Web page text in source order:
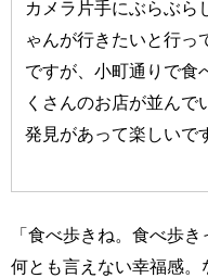
カメラ片手にぶらぶら
ゃんが行きたいと行っ
ですが、小町通りで食
くさんのお店が並んで
発見があって楽しいで
「食べ歩きね。食べ歩
何とも言えない幸福感